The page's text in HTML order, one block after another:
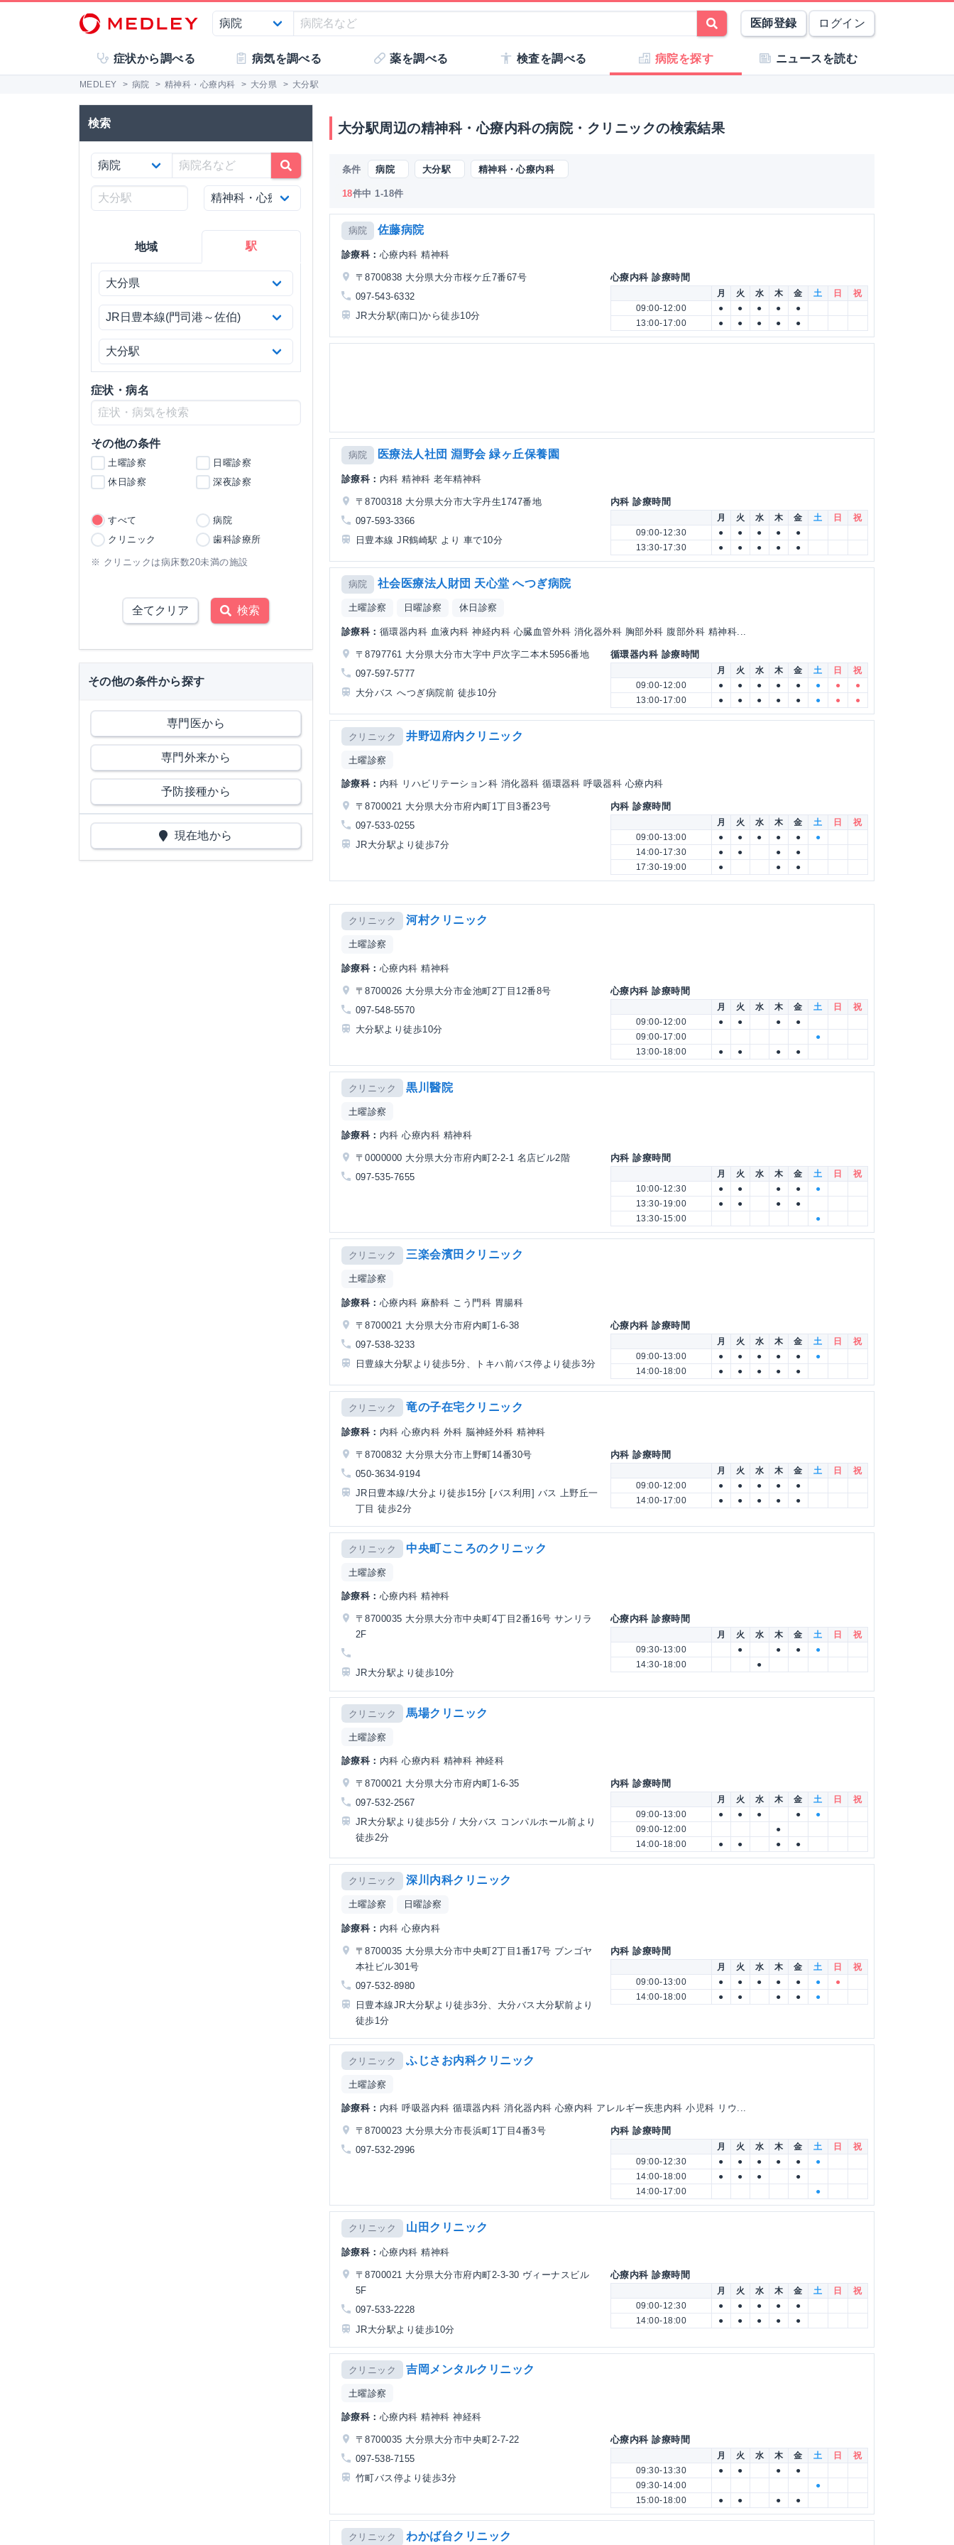
医師登録 ログイン
症状から調べる 病気を調べる 薬を調べる 検査を調べる 病院を探す ニュースを読む
MEDLEY > 病院 > 精神科・心療内科 > 大分県 > 大分駅
検索
地域 駅
症状・病名
その他の条件
土曜診察
日曜診察
休日診察
深夜診察
すべて
病院
クリニック
歯科診療所
※ クリニックは病床数20未満の施設
全てクリア 検索
その他の条件から探す
専門医から
専門外来から
予防接種から
現在地から
大分駅周辺の精神科・心療内科の病院・クリニックの検索結果
条件 病院 大分駅 精神科・心療内科
18件中 1-18件
病院 佐藤病院
診療科： 心療内科 精神科
〒8700838 大分県大分市桜ケ丘7番67号
097-543-6332
JR大分駅(南口)から徒歩10分
心療内科 診療時間
月 火 水 木 金 土 日
祝
09:00-12:00
● ● ● ●
●
13:00-17:00
● ● ● ● ●
病院 医療法人社団 淵野会 緑ヶ丘保養園
診療科： 内科 精神科 老年精神科
〒8700318 大分県大分市大字丹生1747番地
097-593-3366
日豊本線 JR鶴崎駅 より 車で10分
内科 診療時間
月 火 水 木 金 土 日
祝
09:00-12:30
● ● ● ●
●
13:30-17:30
● ● ● ● ●
病院 社会医療法人財団 天心堂 へつぎ病院
土曜診察 日曜診察 休日診察
診療科： 循環器内科 血液内科 神経内科 心臓血管外科 消化器外科 胸部外科 腹部外科 精神科...
〒8797761 大分県大分市大字中戸次字二本木5956番地
097-597-5777
大分バス へつぎ病院前 徒歩10分
循環器内科 診療時間
月 火 水 木 金 土 日
祝
09:00-12:00
● ● ● ● ● ● ●
●
13:00-17:00
● ● ● ● ● ● ● ●
クリニック 井野辺府内クリニック
土曜診察
診療科： 内科 リハビリテーション科 消化器科 循環器科 呼吸器科 心療内科
〒8700021 大分県大分市府内町1丁目3番23号
097-533-0255
JR大分駅より徒歩7分
内科 診療時間
月 火 水 木 金 土 日
祝
09:00-13:00
● ● ● ● ●
●
14:00-17:30
● ● ●
●
17:30-19:00
● ● ●
クリニック 河村クリニック
土曜診察
診療科： 心療内科 精神科
〒8700026 大分県大分市金池町2丁目12番8号
097-548-5570
大分駅より徒歩10分
心療内科 診療時間
月 火 水 木 金 土 日
祝
09:00-12:00
● ● ●
●
09:00-17:00
●
13:00-18:00
● ● ● ●
クリニック 黒川醫院
土曜診察
診療科： 内科 心療内科 精神科
〒0000000 大分県大分市府内町2-2-1 名店ビル2階
097-535-7655
内科 診療時間
月 火 水 木 金 土 日
祝
10:00-12:30
● ● ● ●
●
13:30-19:00
● ● ●
●
13:30-15:00
●
クリニック 三楽会濱田クリニック
土曜診察
診療科： 心療内科 麻酔科 こう門科 胃腸科
〒8700021 大分県大分市府内町1-6-38
097-538-3233
日豊線大分駅より徒歩5分、トキハ前バス停より徒歩3分
心療内科 診療時間
月 火 水 木 金 土 日
祝
09:00-13:00
● ● ● ● ●
●
14:00-18:00
● ● ● ● ●
クリニック 竜の子在宅クリニック
診療科： 内科 心療内科 外科 脳神経外科 精神科
〒8700832 大分県大分市上野町14番30号
050-3634-9194
JR日豊本線/大分より徒歩15分 [バス利用] バス 上野丘一
丁目 徒歩2分
内科 診療時間
月 火 水 木 金 土 日
祝
09:00-12:00
● ● ● ●
●
14:00-17:00
● ● ● ● ●
クリニック 中央町こころのクリニック
土曜診察
診療科： 心療内科 精神科
〒8700035 大分県大分市中央町4丁目2番16号 サンリラ
2F
JR大分駅より徒歩10分
心療内科 診療時間
月 火 水 木 金 土 日
祝
09:30-13:00
● ● ●
●
14:30-18:00
●
クリニック 馬場クリニック
土曜診察
診療科： 内科 心療内科 精神科 神経科
〒8700021 大分県大分市府内町1-6-35
097-532-2567
JR大分駅より徒歩5分 / 大分バス コンパルホール前より
徒歩2分
内科 診療時間
月 火 水 木 金 土 日
祝
09:00-13:00
● ● ● ●
●
09:00-12:00
●
14:00-18:00
● ● ● ●
クリニック 深川内科クリニック
土曜診察 日曜診察
診療科： 内科 心療内科
〒8700035 大分県大分市中央町2丁目1番17号 ブンゴヤ
本社ビル301号
097-532-8980
日豊本線JR大分駅より徒歩3分、大分バス大分駅前より
徒歩1分
内科 診療時間
月 火 水 木 金 土 日
祝
09:00-13:00
● ● ● ● ● ●
●
14:00-18:00
● ● ● ● ●
クリニック ふじさお内科クリニック
土曜診察
診療科： 内科 呼吸器内科 循環器内科 消化器内科 心療内科 アレルギー疾患内科 小児科 リウ...
〒8700023 大分県大分市長浜町1丁目4番3号
097-532-2996
内科 診療時間
月 火 水 木 金 土 日
祝
09:00-12:30
● ● ● ● ●
●
14:00-18:00
● ● ●
●
14:00-17:00
●
クリニック 山田クリニック
診療科： 心療内科 精神科
〒8700021 大分県大分市府内町2-3-30 ヴィーナスビル
5F
097-533-2228
JR大分駅より徒歩10分
心療内科 診療時間
月 火 水 木 金 土 日
祝
09:00-12:30
● ● ● ●
●
14:00-18:00
● ● ● ● ●
クリニック 吉岡メンタルクリニック
土曜診察
診療科： 心療内科 精神科 神経科
〒8700035 大分県大分市中央町2-7-22
097-538-7155
竹町バス停より徒歩3分
心療内科 診療時間
月 火 水 木 金 土 日
祝
09:30-13:30
● ● ●
●
09:30-14:00
●
15:00-18:00
● ● ● ●
クリニック わかば台クリニック